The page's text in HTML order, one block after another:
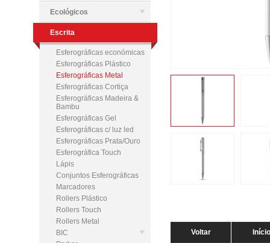
Ecológicos
Escrita
Esferográficas económicas
Esferográficas Plástico
Esferográficas Metal
Esferográficas Cortiça
Esferográficas Madeira &
Bambu
Esferográficas Gel
Esferográficas c/ luz led
Esferográficas Prata/Ouro
Esferográfica Touch
Lápis
Conjuntos Esferográficas
Marcadores
Rollers Plástico
Rollers Touch
Rollers Metal
BIC
Voltar Início